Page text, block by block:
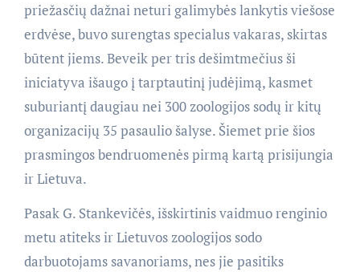
priežasčių dažnai neturi galimybės lankytis viešose
erdvėse, buvo surengtas specialus vakaras, skirtas
būtent jiems. Beveik per tris dešimtmečius ši
iniciatyva išaugo į tarptautinį judėjimą, kasmet
suburiantį daugiau nei 300 zoologijos sodų ir kitų
organizacijų 35 pasaulio šalyse. Šiemet prie šios
prasmingos bendruomenės pirmą kartą prisijungia
ir Lietuva.
Pasak G. Stankevičės, išskirtinis vaidmuo renginio
metu atiteks ir Lietuvos zoologijos sodo
darbuotojams savanoriams, nes jie pasitiks